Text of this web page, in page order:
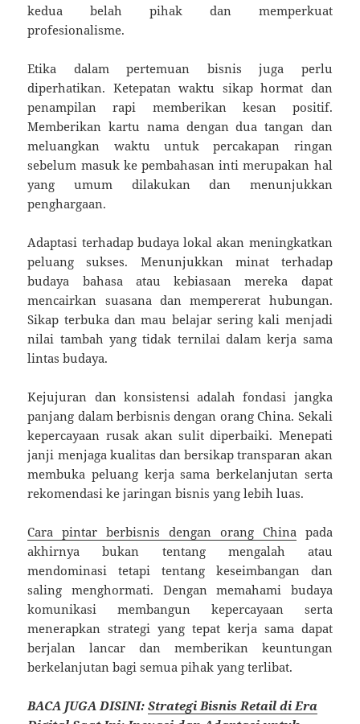
kedua belah pihak dan memperkuat
profesionalisme.
Etika dalam pertemuan bisnis juga perlu
diperhatikan. Ketepatan waktu sikap hormat dan
penampilan rapi memberikan kesan positif.
Memberikan kartu nama dengan dua tangan dan
meluangkan waktu untuk percakapan ringan
sebelum masuk ke pembahasan inti merupakan hal
yang umum dilakukan dan menunjukkan
penghargaan.
Adaptasi terhadap budaya lokal akan meningkatkan
peluang sukses. Menunjukkan minat terhadap
budaya bahasa atau kebiasaan mereka dapat
mencairkan suasana dan mempererat hubungan.
Sikap terbuka dan mau belajar sering kali menjadi
nilai tambah yang tidak ternilai dalam kerja sama
lintas budaya.
Kejujuran dan konsistensi adalah fondasi jangka
panjang dalam berbisnis dengan orang China. Sekali
kepercayaan rusak akan sulit diperbaiki. Menepati
janji menjaga kualitas dan bersikap transparan akan
membuka peluang kerja sama berkelanjutan serta
rekomendasi ke jaringan bisnis yang lebih luas.
Cara pintar berbisnis dengan orang China pada
akhirnya bukan tentang mengalah atau
mendominasi tetapi tentang keseimbangan dan
saling menghormati. Dengan memahami budaya
komunikasi membangun kepercayaan serta
menerapkan strategi yang tepat kerja sama dapat
berjalan lancar dan memberikan keuntungan
berkelanjutan bagi semua pihak yang terlibat.
BACA JUGA DISINI:Strategi Bisnis Retail di Era